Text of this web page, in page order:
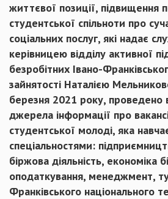
життєвої позиції, підвищення
студентської спільноти про
соціальних послуг, які надає
керівницею відділу активної
безробітних Івано-
зайнятості Наталією
березня 2021 року, проведено
джерела інформації про
студентської молоді, яка
спеціальностями:
біржова діяльність, економіка
оподаткування, менеджмент,
Франківського національного